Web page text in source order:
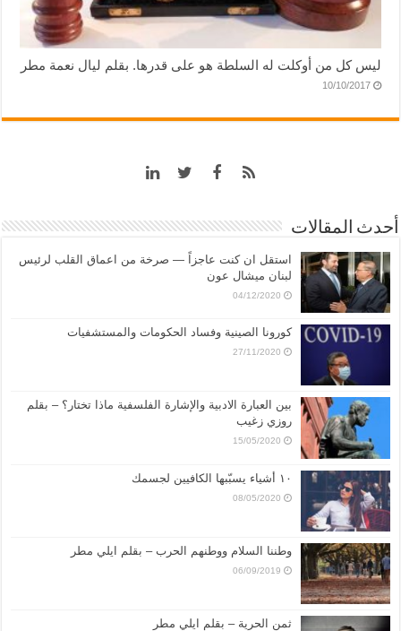
ليس كل من أوكلت له السلطة هو على قدرها. بقلم ليال نعمة مطر
10/10/2017
أحدث المقالات
استقل ان كنت عاجزاً — صرخة من اعماق القلب لرئيس
لبنان ميشال عون
04/12/2020
كورونا الصينية وفساد الحكومات والمستشفيات
27/11/2020
بين العبارة الادبية والإشارة الفلسفية ماذا تختار؟ – بقلم
روزي زغيب
15/05/2020
١٠ أشياء يسبّبها الكافيين لجسمك
08/05/2020
وطننا السلام ووطنهم الحرب – بقلم ايلي مطر
06/09/2019
ثمن الحرية – بقلم ايلي مطر